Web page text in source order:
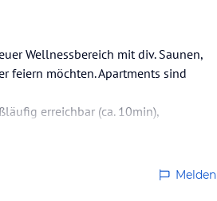
Wellnessbereich mit div. Saunen,
feiern möchten. Apartments sind
erreichbar (ca. 10min),
Melden